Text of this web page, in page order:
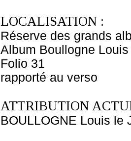
LOCALISATION :
Réserve des grands
Album Boullogne
Folio 31
rapporté au verso
ATTRIBUTION
BOULLOGNE Louis le